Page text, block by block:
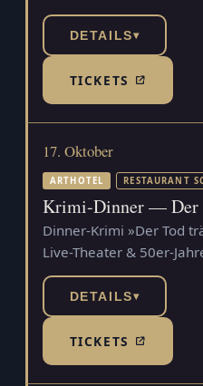
DETAILS▾
TICKETS
17. Oktober
ARTHOTEL RESTAURANT
Krimi-Dinner — Der
Dinner-Krimi »Der Tod
Live-Theater & 50er-
DETAILS▾
TICKETS